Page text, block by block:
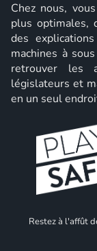
Chez nous,
plus optimales,
des
machines à
retrouver les
législateurs et
en un seul
Restez à l'affût